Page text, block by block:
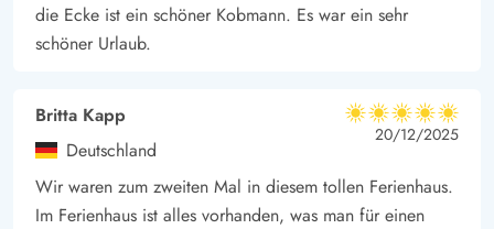
die Ecke ist ein schöner Kobmann. Es war ein sehr
schöner Urlaub.
Britta Kapp
Deutschland
5 von 5
5 von 5
5 out of 5
20/12/2025
Wir waren zum zweiten Mal in diesem tollen Ferienhaus.
Im Ferienhaus ist alles vorhanden, was man für einen